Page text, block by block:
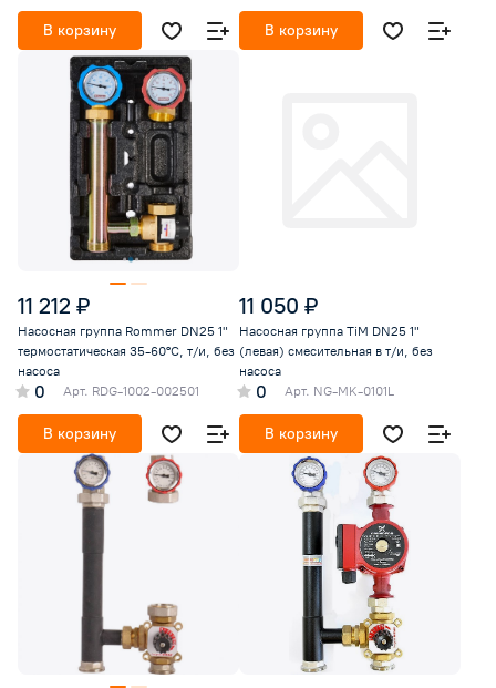
В корзину В корзину
11 212 ₽
Насосная группа Rommer DN25 1"
термостатическая 35-60°С, т/и, без
насоса
0 Арт. RDG-1002-002501
В корзину
11 050 ₽
Насосная группа TiM DN25 1"
(левая) смесительная в т/и, без
насоса
0 Арт. NG-MK-0101L
В корзину